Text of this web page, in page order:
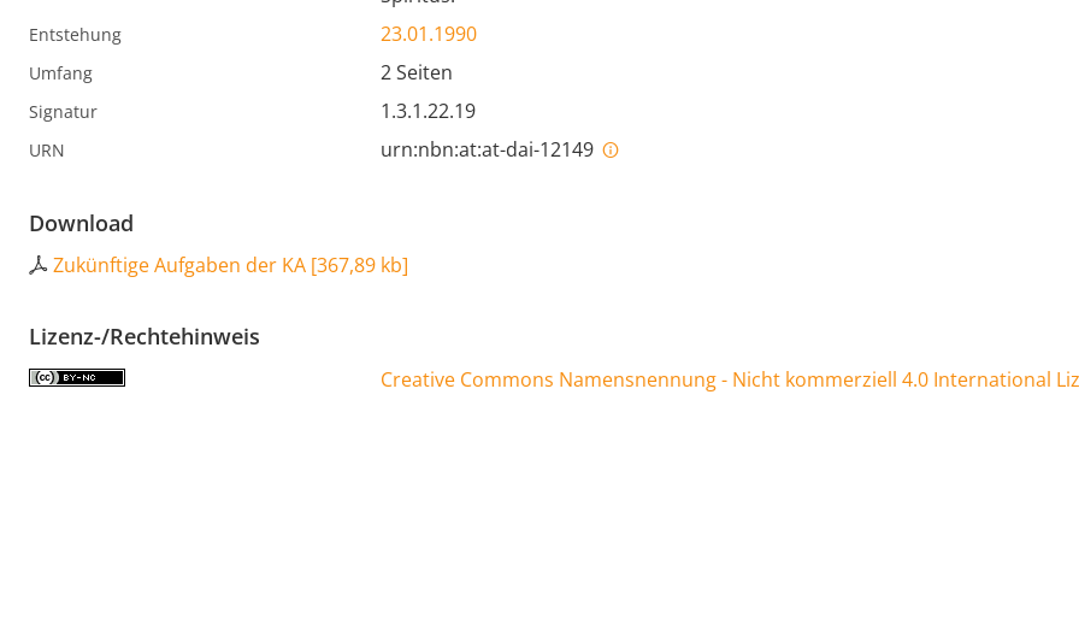
Entstehung 23.01.1990
Umfang 2 Seiten
Signatur 1.3.1.22.19
URN urn:nbn:at:at-dai-12149
Download
Zukünftige Aufgaben der KA [367,89 kb]
Lizenz-/Rechtehinweis
Creative Commons Namensnennung - Nicht kommerziell 4.0 International